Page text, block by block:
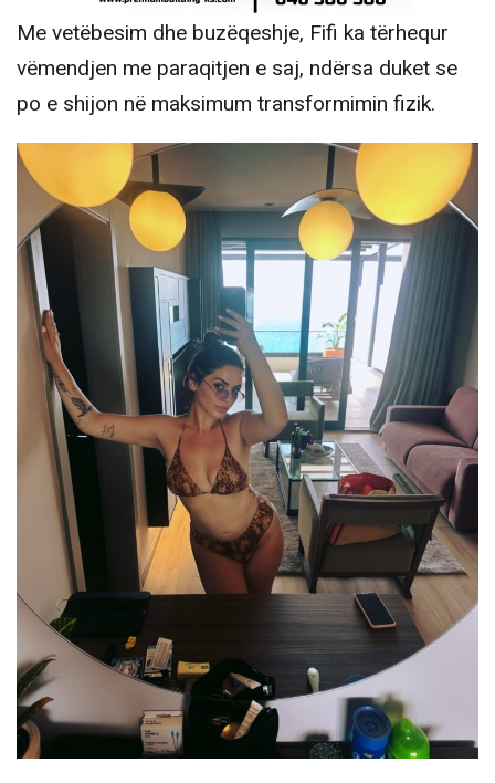
Me vetëbesim dhe buzëqeshje, Fifi ka tërhequr
vëmendjen me paraqitjen e saj, ndërsa duket se
po e shijon në maksimum transformimin fizik.